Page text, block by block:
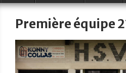
Première équipe